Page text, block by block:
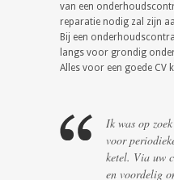
van een
reparatie nodig zal zijn
Bij een
langs voor grondig
Alles voor een goede CV
Ik was op
voor
ketel. Via uw
en voordelig